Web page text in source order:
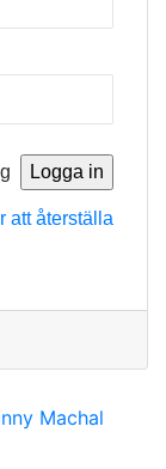
att återställa
Machal